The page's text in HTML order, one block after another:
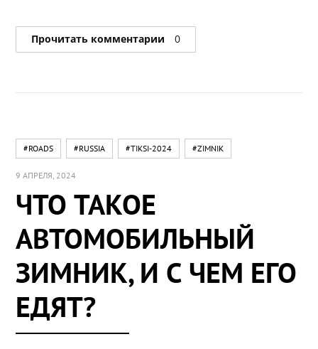
Прочитать комментарии 0
#ROADS #RUSSIA #TIKSI-2024 #ZIMNIK
9 АПРЕЛЯ, 2024
ЧТО ТАКОЕ
АВТОМОБИЛЬНЫЙ
ЗИМНИК, И С ЧЕМ ЕГО
ЕДЯТ?